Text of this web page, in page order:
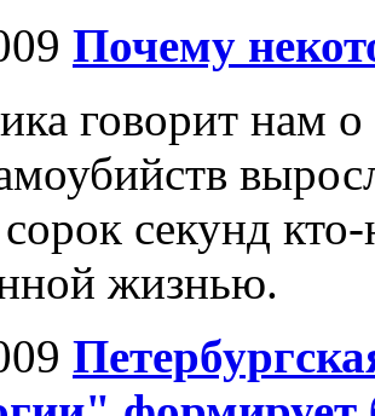
Почему
говорит нам
секунд
жизнью.